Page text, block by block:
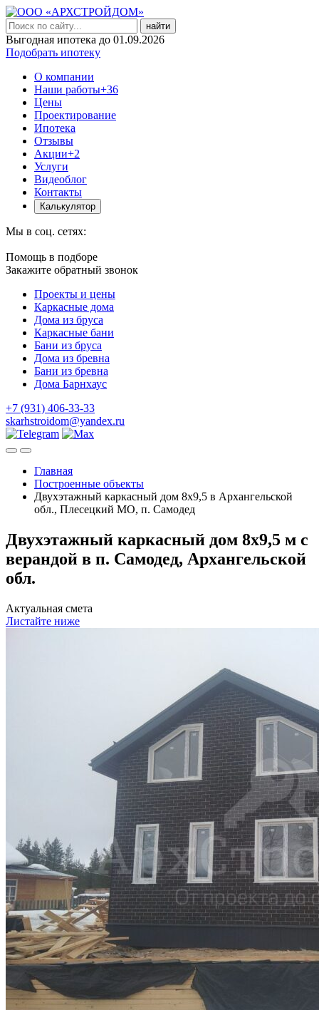
найти
Выгодная ипотека до 01.09.2026
Подобрать ипотеку
О компании
Наши работы+36
Цены
Проектирование
Ипотека
Отзывы
Акции+2
Услуги
Видеоблог
Контакты
Калькулятор
Мы в соц. сетях:
Помощь в подборе
Закажите обратный звонок
Проекты и цены
Каркасные дома
Дома из бруса
Каркасные бани
Бани из бруса
Дома из бревна
Бани из бревна
Дома Барнхаус
+7 (931) 406-33-33
skarhstroidom@yandex.ru
Главная
Построенные объекты
Двухэтажный каркасный дом 8х9,5 в Архангельской
обл., Плесецкий МО, п. Самодед
Двухэтажный каркасный дом 8х9,5 м с
верандой в п. Самодед, Архангельской
обл.
Актуальная смета
Листайте ниже